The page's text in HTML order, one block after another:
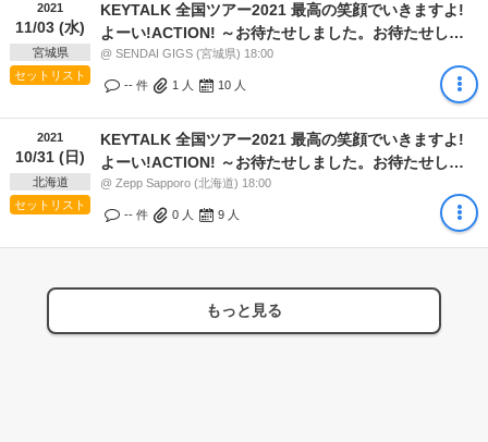
2021
11/03 (水)
宮城県
セットリスト
KEYTALK 全国ツアー2021 最高の笑顔でいきますよ!
よーい!ACTION! ～お待たせしました。お待たせしす
ぎたかもしれませんね。～
@ SENDAI GIGS (宮城県) 18:00
-- 件 1 人 10 人
2021
10/31 (日)
北海道
セットリスト
KEYTALK 全国ツアー2021 最高の笑顔でいきますよ!
よーい!ACTION! ～お待たせしました。お待たせしす
ぎたかもしれませんね。～
@ Zepp Sapporo (北海道) 18:00
-- 件 0 人 9 人
もっと見る